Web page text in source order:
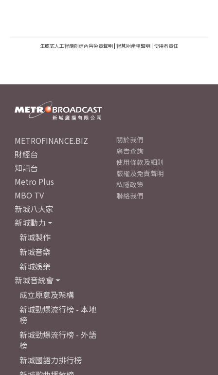
生成式人工智能創建內容免責聲明 | 智慧財產權聲明 | 使用者責任
METROFINANCE.BIZ
財經台
知訊台
Metro Plus
MBO TV
新城八大家
新城動力
新城製作
新城音樂
新城娛樂
新城音統會
成立原意及架構
新城勁爆流行榜 - 本地
榜
新城勁爆流行榜 - 外語
榜
新城國語力排行榜
關於我們
廣告查詢
使用條款及細則
版權及免責聲明
私隱政策
聯絡我們